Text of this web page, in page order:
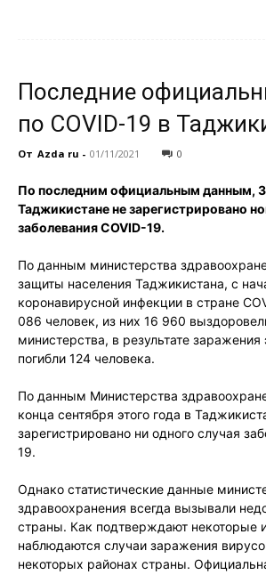
Последние
по COVID-19 в
От Azda ru - 01/11/2021 0
По последним официальным данным,
Таджикистане не зарегистрировано
заболевания COVID-19.
По данным министерства
защиты населения Таджикистана, с
коронавирусной инфекции в стране
086 человек, из них 16 960
министерства, в результате
погибли 124 человека.
По данным Министерства
конца сентября этого года в
зарегистрировано ни одного случая
19.
Однако статистические данные
здравоохранения всегда вызывали
страны. Как подтверждают некоторые
наблюдаются случаи заражения
некоторых районах страны.